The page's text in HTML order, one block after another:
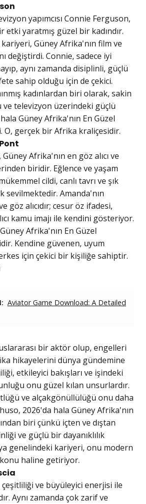
yapımcısı Connie Ferguson,
yaratmış güzel bir kadındır.
kariyeri, Güney Afrika'nın film ve
değiştirdi. Connie, sadece iyi
aynı zamanda disiplinli, güçlü
sahip olduğu için de çekici.
kadınlardan biri olarak, sakin
ve televizyon üzerindeki güçlü
Güney Afrika'nın En Güzel
O, gerçek bir Afrika kraliçesidir.
Afrika'nın en göz alıcı ve
biridir. Eğlence ve yaşam
cildi, canlı tavrı ve şık
sevilmektedir. Amanda'nın
göz alıcıdır; cesur öz ifadesi,
kamu imajı ile kendini gösteriyor.
Afrika'nın En Güzel
Kendine güvenen, uyum
için çekici bir kişiliğe sahiptir.
Aviator Game Download: A Detailed
bir aktör olup, engelleri
hikayelerini dünya gündemine
etkileyici bakışları ve işindeki
onu güzel kılan unsurlardır.
ve alçakgönüllülüğü onu daha
2026'da hala Güney Afrika'nın
biri çünkü içten ve dıştan
ve güçlü bir dayanıklılık
genelindeki kariyeri, onu modern
haline getiriyor.
ve büyüleyici enerjisi ile
Aynı zamanda çok zarif ve